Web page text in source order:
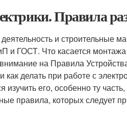
Правила
и строительные
и ГОСТ. Что касается монтажа
на Правила
как делать при работе с
изучить его, особенно ту
правила, которых следует